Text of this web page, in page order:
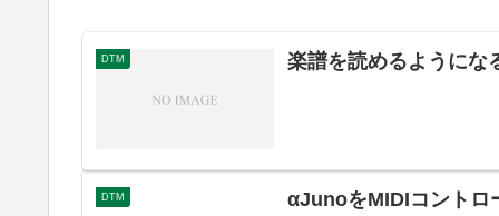
DTM 楽譜を読めるようにな
DTM αJunoをMIDIコントロ